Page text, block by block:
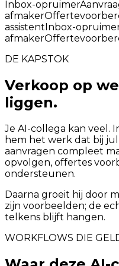
Inbox-opruimer
afmaker
assistentInbox-
afmaker
DE KAPSTOK
Verkoop op
liggen.
Je AI-collega kan veel.
hem het werk dat bij
aanvragen compleet
opvolgen, offertes
ondersteunen.
Daarna groeit hij door
zijn voorbeelden; de
telkens blijft hangen.
WORKFLOWS DIE